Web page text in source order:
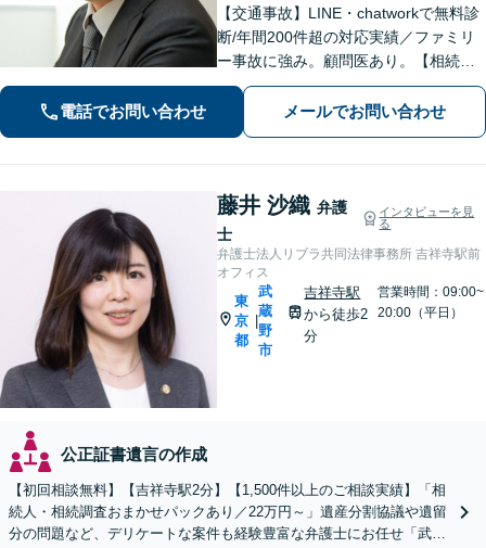
【交通事故】LINE・chatworkで無料診
断/年間200件超の対応実績／ファミリ
ー事故に強み。顧問医あり。【相続問
題】遺産分割協議から訴訟、生前の相
続対策まで実績多数【医療機関】労務
等、平時の対応から医療過誤などの有
電話でお問い合わせ メールでお問い合わせ
藤井 沙織 弁護
士
インタビューを見
る
弁護士法人リブラ共同法律事務所 吉祥寺駅前
オフィス
東
京
都
|
武
蔵
野
市
吉祥寺駅
から徒歩2
分
営業時間：09:00~
20:00（平日）
公正証書遺言の作成
【初回相談無料】【吉祥寺駅2分】【1,500件以上のご相談実績】「相
続人・相続調査おまかせパックあり／22万円～」遺産分割協議や遺留
分の問題など、デリケートな案件も経験豊富な弁護士にお任せ「武蔵